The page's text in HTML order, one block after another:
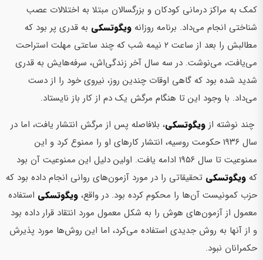
کمک به مراکز درمانی کودکان و بزرگسالان مبتلا به اختلالات عصب
شناختی انجام می‌داد. برنامه روزانه ویگوتسکی به قدری پر بود که
مطالبش را بعد از ساعت ۲ نیمه شب که چند ساعتی مهلت استراحت
می‌یافت، می‌نوشت. در سه سال آخر زندگی‌اش، سرفه‌هایش به قدری
شدید شده بود که گاهی اوقات چندین روز، نیروی خود را از دست
می‌داد. با وجود این تا هنگام مرگش یک دم از کار باز نایستاد.
چند نوشته از ویگوتسکی، بلافاصله پس از مرگش انتشار یافت، اما در
سال ۱۹۳۶ حکومت روسیه، انتشار کارهای او را ممنوع کرد و این
ممنوعیت تا سال ۱۹۵۶ ادامه یافت. اولین دلیل این ممنوعیت آن بود
که ویگوتسکی تحقیقاتی را در مورد آزمون‌های روانی انجام داده بود که
حزب کمونیست آن‌ها را محکوم کرده بود. در واقع، ویگوتسکی استفاده
معمول از آزمون‌های هوش را به شکل معمول مورد انتقاد قرار داده بود
و از آنها به روش جدیدی استفاده می‌کرد، اما این روش‌ها مورد پذیرش
حکمرانان نبود.